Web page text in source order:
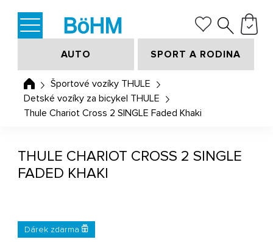
AUTO SPORT A RODINA
Športové vozíky THULE
Detské vozíky za bicykel THULE
Thule Chariot Cross 2 SINGLE Faded Khaki
Dárek zdarma
THULE CHARIOT CROSS 2 SINGLE
FADED KHAKI